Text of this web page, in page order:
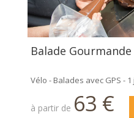
Balade
Vélo - Balades avec GPS -
à partir de 63 €